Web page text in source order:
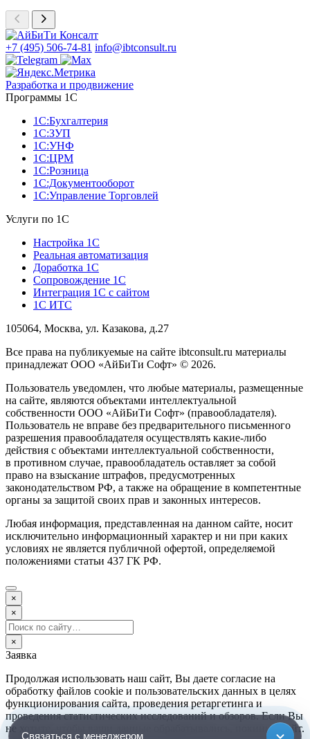
+7 (495) 506-74-81 info@ibtconsult.ru
Разработка и продвижение
Программы 1С
1С:Бухгалтерия
1С:ЗУП
1С:УНФ
1С:ЦРМ
1С:Розница
1С:Документооборот
1С:Управление Торговлей
Услуги по 1С
Настройка 1С
Реальная автоматизация
Доработка 1С
Сопровождение 1С
Интеграция 1С с сайтом
1С ИТС
105064, Москва, ул. Казакова, д.27
Все права на публикуемые на сайте ibtconsult.ru материалы
принадлежат ООО «АйБиТи Софт» © 2026.
Пользователь уведомлен, что любые материалы, размещенные
на сайте, являются объектами интеллектуальной
собственности ООО «АйБиТи Софт» (правообладателя).
Пользователь не вправе без предварительного письменного
разрешения правообладателя осуществлять какие-либо
действия с объектами интеллектуальной собственности,
в противном случае, правообладатель оставляет за собой
право на взыскание штрафов, предусмотренных
законодательством РФ, а также на обращение в компетентные
органы за защитой своих прав и законных интересов.
Любая информация, представленная на данном сайте, носит
исключительно информационный характер и ни при каких
условиях не является публичной офертой, определяемой
положениями статьи 437 ГК РФ.
×
×
×
Заявка
Продолжая использовать наш сайт, Вы даете согласие на
обработку файлов cookie и пользовательских данных в целях
функционирования сайта, проведения ретаргетинга и
проведения статистических исследований и обзоров. Если Вы
не хотите, чтобы ваши данные обрабатывались, покиньте сайт.
Связаться с менеджером